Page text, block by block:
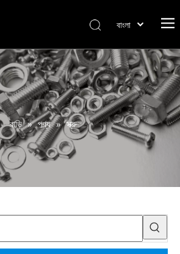
বাংলা
Italiano
Deutsch
Português
Español
Pусский
Français
English
বাড়ি » পণ্য » স্ক্রু